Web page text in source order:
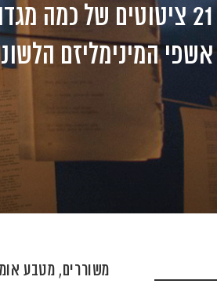
21 ציטוטים של כמה
אשפי המינימליזם
משוררים, מטבע